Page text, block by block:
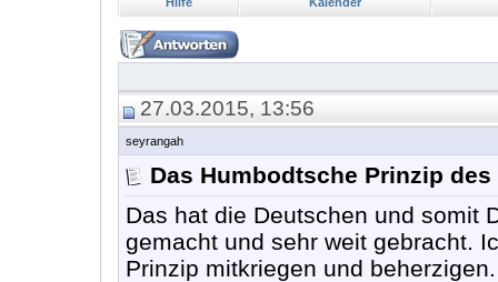
27.03.2015, 13:56
seyrangah
Das Humbodtsche Prinzip
Das hat die Deutschen und somit
gemacht und sehr weit gebracht.
Prinzip mitkriegen und beherzigen.